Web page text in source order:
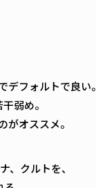
フォルトで良い。
弱め。
オススメ。
、クルトを、